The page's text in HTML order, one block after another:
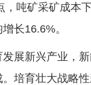
，吨矿采矿成本
长16.6%。
发展新兴产业，
培育壮大战略